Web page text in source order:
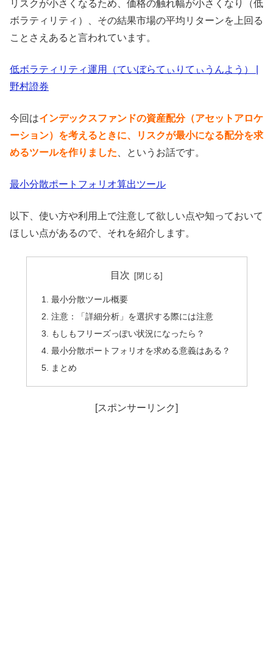
リスクが小さくなるため、価格の触れ幅が小さくなり（低
ボラティリティ）、その結果市場の平均リターンを上回る
ことさえあると言われています。
低ボラティリティ運用（ていぼらてぃりてぃうんよう） |
野村證券
今回はインデックスファンドの資産配分（アセットアロケ
ーション）を考えるときに、リスクが最小になる配分を求
めるツールを作りました 、というお話です。
最小分散ポートフォリオ算出ツール
以下、使い方や利用上で注意して欲しい点や知っておいて
ほしい点があるので、それを紹介します。
目次
最小分散ツール概要
注意：「詳細分析」を選択する際には注意
もしもフリーズっぽい状況になったら？
最小分散ポートフォリオを求める意義はある？
まとめ
[スポンサーリンク]